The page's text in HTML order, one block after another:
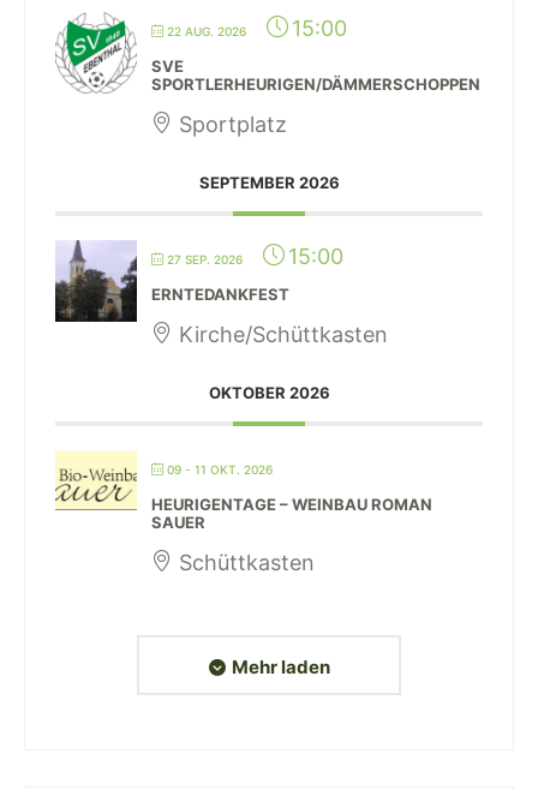
22 AUG. 2026 15:00
SVE
SPORTLERHEURIGEN/DÄMMERSCHOPPEN
Sportplatz
SEPTEMBER 2026
27 SEP. 2026 15:00
ERNTEDANKFEST
Kirche/Schüttkasten
OKTOBER 2026
09 - 11 OKT. 2026
HEURIGENTAGE – WEINBAU ROMAN
SAUER
Schüttkasten
Mehr laden